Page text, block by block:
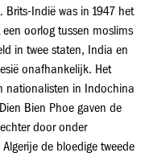
Indië was in 1947 het
oorlog tussen moslims
in twee staten, India en
onafhankelijk. Het
nationalisten in Indochina
Bien Phoe gaven de
door onder
de bloedige tweede